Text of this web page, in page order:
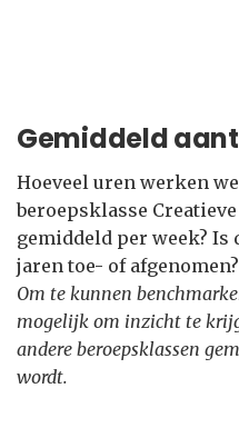
Gemiddeld
Hoeveel uren werken
beroepsklasse
gemiddeld per week?
jaren toe- of afgenomen?
Om te kunnen
mogelijk om inzicht te
andere beroepsklassen
wordt.